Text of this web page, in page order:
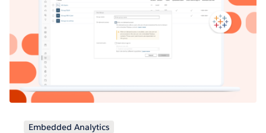
Embedded Analytics